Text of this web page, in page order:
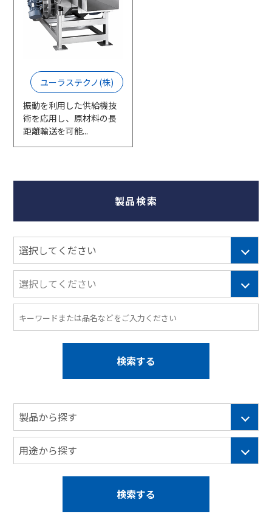
ユーラステクノ(株)
振動を利用した供給機技
術を応用し、原材料の長
距離輸送を可能...
製品検索